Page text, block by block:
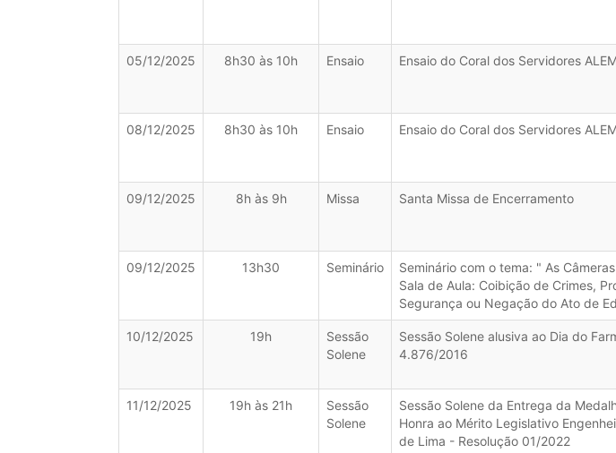
05/12/2025 8h30 às 10h Ensaio Ensaio do Coral dos Servidores
08/12/2025 8h30 às 10h Ensaio Ensaio do Coral dos Servidores
09/12/2025 8h às 9h Missa Santa Missa de Encerramento
09/12/2025 13h30 Seminário
Seminário com o tema: " As
Sala de Aula: Coibição de Crimes,
Segurança ou Negação do Ato de
10/12/2025 19h
Sessão
Solene
Sessão Solene alusiva ao Dia do
4.876/2016
11/12/2025 19h às 21h
Sessão
Solene
Sessão Solene da Entrega da
Honra ao Mérito Legislativo
de Lima - Resolução 01/2022